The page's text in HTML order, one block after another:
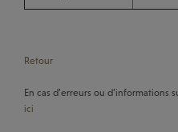
Retour
En cas d’erreurs ou
ici